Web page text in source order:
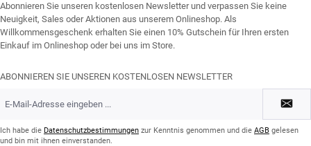
Abonnieren Sie unseren kostenlosen Newsletter und verpassen Sie keine
Neuigkeit, Sales oder Aktionen aus unserem Onlineshop. Als
Willkommensgeschenk erhalten Sie einen 10% Gutschein für Ihren ersten
Einkauf im Onlineshop oder bei uns im Store.
ABONNIEREN SIE UNSEREN KOSTENLOSEN NEWSLETTER
Mail-
*Ich habe die Datenschutzbestimmungen zur Kenntnis genommen und die AGB gelesen
und bin mit ihnen einverstanden.